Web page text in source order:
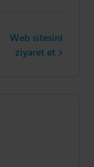
Web sitesini
ziyaret et